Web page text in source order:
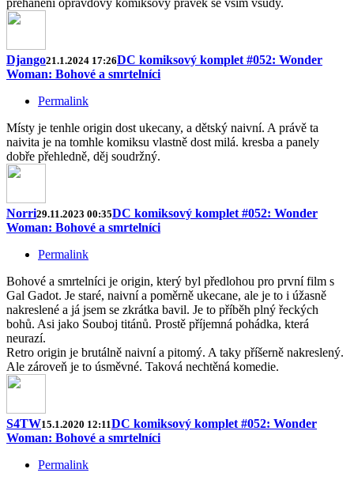
přehánění opravdový komiksový pravěk se vším všudy.
Django21.1.2024 17:26DC komiksový komplet #052: Wonder
Woman: Bohové a smrtelníci
Permalink
Místy je tenhle origin dost ukecany, a dětský naivní. A právě ta
naivita je na tomhle komiksu vlastně dost milá. kresba a panely
dobře přehledně, děj soudržný.
Norri29.11.2023 00:35DC komiksový komplet #052: Wonder
Woman: Bohové a smrtelníci
Permalink
Bohové a smrtelníci je origin, který byl předlohou pro první film s
Gal Gadot. Je staré, naivní a poměrně ukecane, ale je to i úžasně
nakreslené a já jsem se zkrátka bavil. Je to příběh plný řeckých
bohů. Asi jako Souboj titánů. Prostě příjemná pohádka, která
neurazí.
Retro origin je brutálně naivní a pitomý. A taky příšerně nakreslený.
Ale zároveň je to úsměvné. Taková nechtěná komedie.
S4TW15.1.2020 12:11DC komiksový komplet #052: Wonder
Woman: Bohové a smrtelníci
Permalink